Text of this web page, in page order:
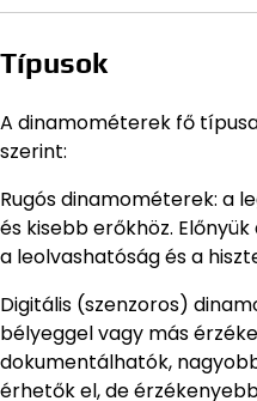
Típusok
A dinamométerek fő
szerint:
Rugós dinamométerek: a
és kisebb erőkhöz.
a leolvashatóság és a
Digitális (szenzoros)
bélyeggel vagy más
dokumentálhatók,
érhetők el, de